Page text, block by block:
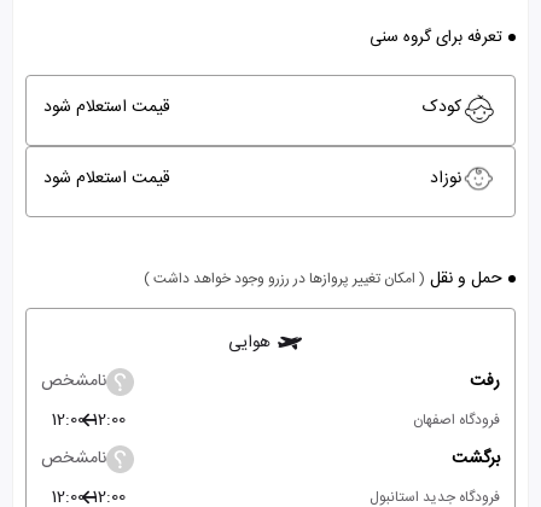
تعرفه برای گروه سنی
کودک قیمت استعلام شود
نوزاد قیمت استعلام شود
حمل و نقل ( امکان تغییر پروازها در رزرو وجود خواهد داشت )
هوایی
رفت
نامشخص
فرودگاه اصفهان 12:00
12:00
برگشت
نامشخص
فرودگاه جدید استانبول 12:00
12:00